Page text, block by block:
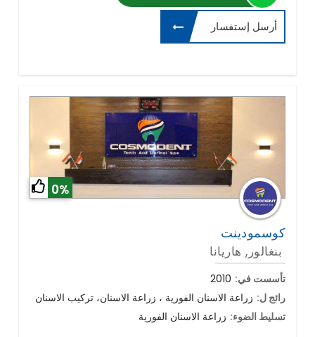
أرسل إستفسار
0%
كوسمودينت
بنغالور, هاريانا
تأسست في: 2010
رائج ل: زراعة الاسنان الفورية ، زراعة الاسنان، تركيب الاسنان
تسليط الضوء: زراعة الاسنان الفورية